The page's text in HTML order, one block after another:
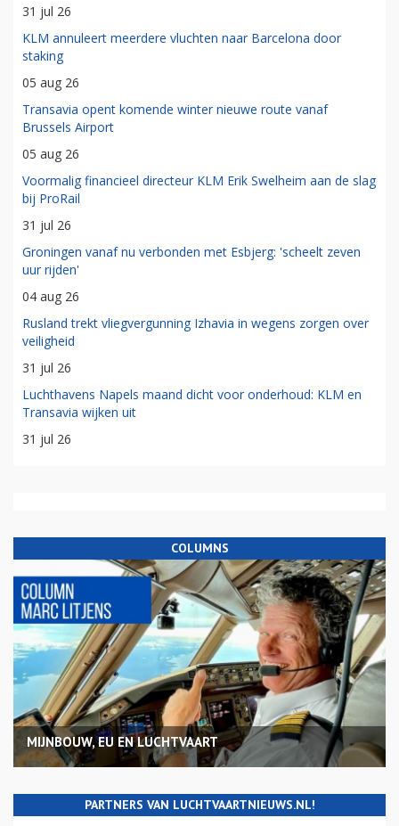
31 jul 26
KLM annuleert meerdere vluchten naar Barcelona door
staking
05 aug 26
Transavia opent komende winter nieuwe route vanaf
Brussels Airport
05 aug 26
Voormalig financieel directeur KLM Erik Swelheim aan de slag
bij ProRail
31 jul 26
Groningen vanaf nu verbonden met Esbjerg: 'scheelt zeven
uur rijden'
04 aug 26
Rusland trekt vliegvergunning Izhavia in wegens zorgen over
veiligheid
31 jul 26
Luchthavens Napels maand dicht voor onderhoud: KLM en
Transavia wijken uit
31 jul 26
COLUMNS
MIJNBOUW, EU EN LUCHTVAART
PARTNERS VAN LUCHTVAARTNIEUWS.NL!